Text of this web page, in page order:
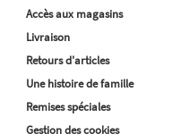
Accès aux magasins
Livraison
Retours d'articles
Une histoire de famille
Remises spéciales
Gestion des cookies